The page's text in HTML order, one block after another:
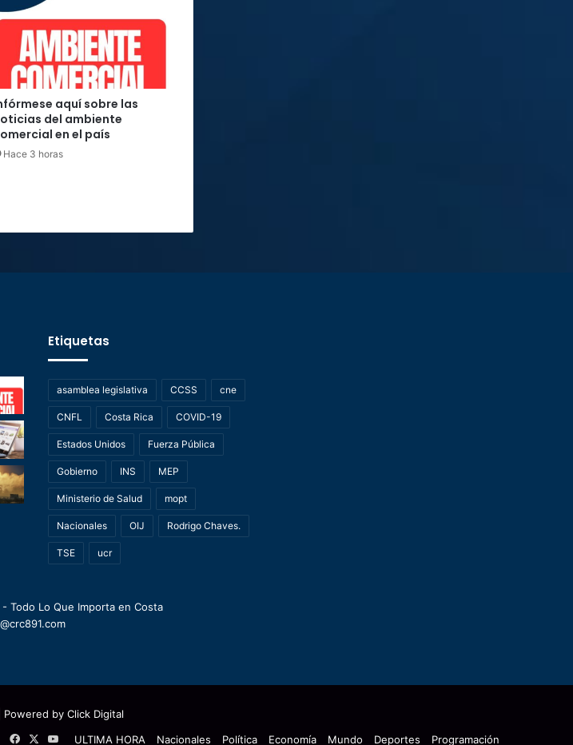
aquí sobre las
del ambiente
en el país
Hace 3 horas
Etiquetas
asamblea legislativa CCSS cne
CNFL Costa Rica COVID-19
Estados Unidos Fuerza Pública
Gobierno INS MEP
Ministerio de Salud mopt
Nacionales OIJ Rodrigo Chaves.
TSE ucr
Todo Lo Que Importa en Costa
| Powered by Click Digital
ULTIMA HORA
Nacionales Política Economía Mundo Deportes Programación
Facebook
X YouTube